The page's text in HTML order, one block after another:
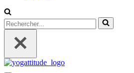
Rechercher...